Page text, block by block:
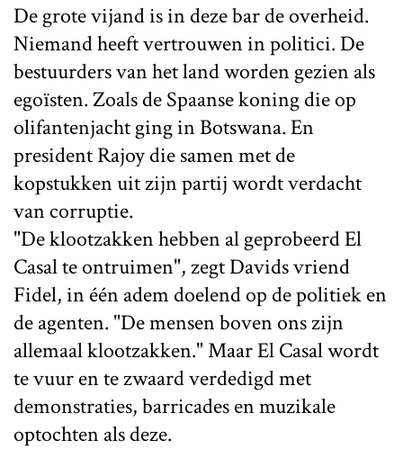
De grote vijand is in deze bar de overheid.
Niemand heeft vertrouwen in politici. De
bestuurders van het land worden gezien als
egoïsten. Zoals de Spaanse koning die op
olifantenjacht ging in Botswana. En
president Rajoy die samen met de
kopstukken uit zijn partij wordt verdacht
van corruptie.
"De klootzakken hebben al geprobeerd El
Casal te ontruimen", zegt Davids vriend
Fidel, in één adem doelend op de politiek en
de agenten. "De mensen boven ons zijn
allemaal klootzakken." Maar El Casal wordt
te vuur en te zwaard verdedigd met
demonstraties, barricades en muzikale
optochten als deze.